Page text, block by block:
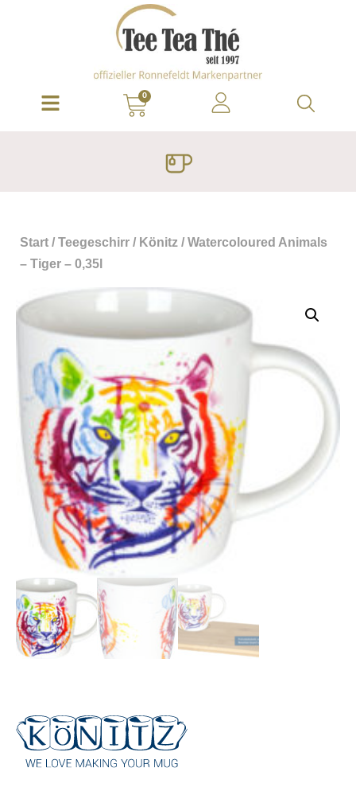
0
Start / Teegeschirr / Könitz / Watercoloured Animals
– Tiger – 0,35l